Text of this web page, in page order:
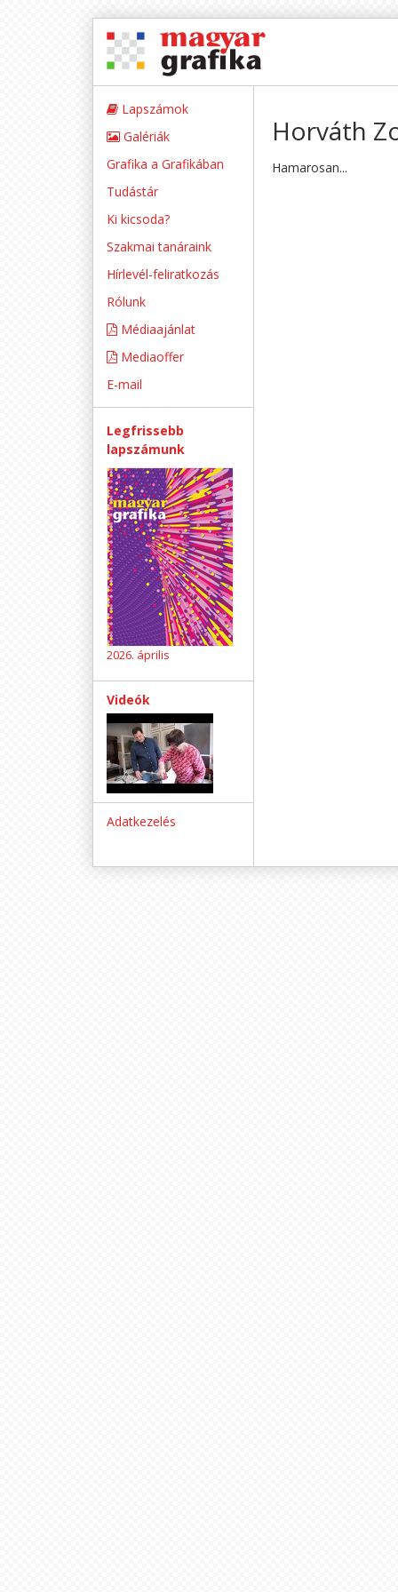
Horváth
Hamarosan...
Lapszámok
Galériák
Grafika a Grafikában
Tudástár
Ki kicsoda?
Szakmai tanáraink
Hírlevél-feliratkozás
Rólunk
Médiaajánlat
Mediaoffer
E-mail
Legfrissebb
lapszámunk
2026. április
Videók
Adatkezelés